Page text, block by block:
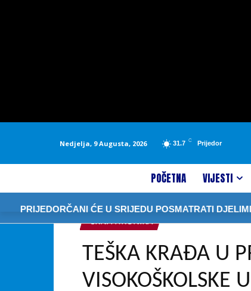
Nedjelja, 9 Augusta, 2026 31.7 C Prijedor
POČETNA VIJESTI
PRIJEDORČANI ĆE U SRIJEDU POSMATRATI
CRNA HRONIKA
TEŠKA KRAĐA U
VISOKOŠKOLSKE